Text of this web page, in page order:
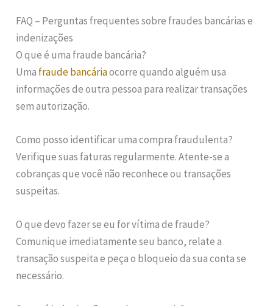
FAQ – Perguntas frequentes sobre fraudes bancárias e
indenizações
O que é uma fraude bancária?
Uma fraude bancáriaocorre quando alguém usa
informações de outra pessoa para realizar transações
sem autorização.
Como posso identificar uma compra fraudulenta?
Verifique suas faturas regularmente. Atente-se a
cobranças que você não reconhece ou transações
suspeitas.
O que devo fazer se eu for vítima de fraude?
Comunique imediatamente seu banco, relate a
transação suspeita e peça o bloqueio da sua conta se
necessário.